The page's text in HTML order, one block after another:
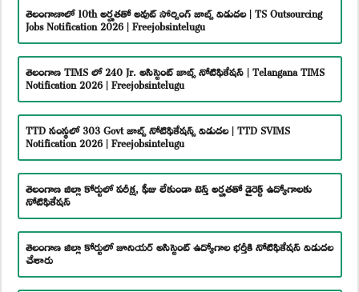
తెలంగాణాలో 10th అర్హతతో అవుట్ సోర్సింగ్ జాబ్స్ విడుదల | TS Outsourcing
Jobs Notification 2026 | Freejobsintelugu
తెలంగాణ TIMS లో 240 Jr. అసిస్టెంట్ జాబ్స్ నోటిఫికేషన్ | Telangana TIMS
Notification 2026 | Freejobsintelugu
TTD సంస్థలో 303 Govt జాబ్స్ నోటిఫికేషన్స్ విడుదల | TTD SVIMS
Notification 2026 | Freejobsintelugu
తెలంగాణ జిల్లా కోర్టులో పరీక్ష, ఫీజు లేకుండా టెన్త్ అర్హతతో డైరెక్ట్ ఉద్యోగాలకు
నోటిఫికేషన్
తెలంగాణ జిల్లా కోర్టులో జూనియర్ అసిస్టెంట్ ఉద్యోగాల భర్తీకి నోటిఫికేషన్ విడుదల
చేశారు